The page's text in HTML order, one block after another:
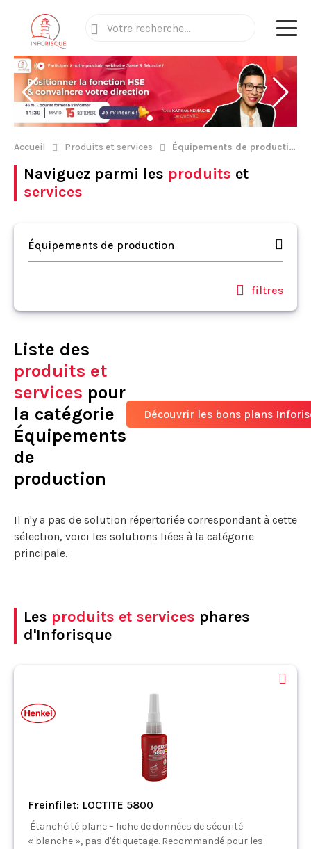
Accueil Produits et services Équipements de production
Naviguez parmi les produits et
services
Équipements de production
filtres
Liste des
produits et
services pour
la catégorie
Équipements
de
production
Découvrir les bons plans
Il n'y a pas de solution répertoriée correspondant à cette
sélection, voici les solutions liées à la catégorie
principale.
Les produits et services phares
d'Inforisque
Freinfilet: LOCTITE 5800
Étanchéité plane – fiche de données de sécurité
« blanche », pas d'étiquetage. Recommandé pour les